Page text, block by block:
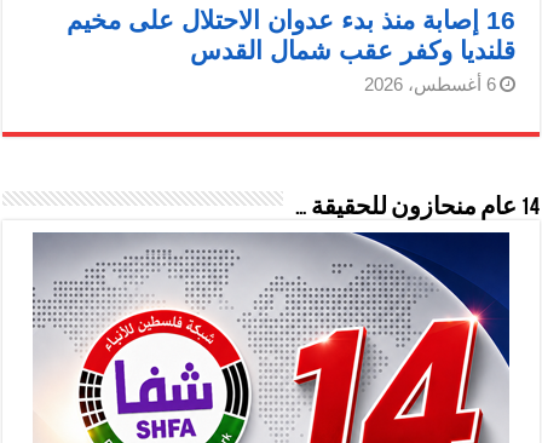
16 إصابة منذ بدء عدوان الاحتلال على مخيم
قلنديا وكفر عقب شمال القدس
6 أغسطس، 2026
14 عام منحازون للحقيقة …